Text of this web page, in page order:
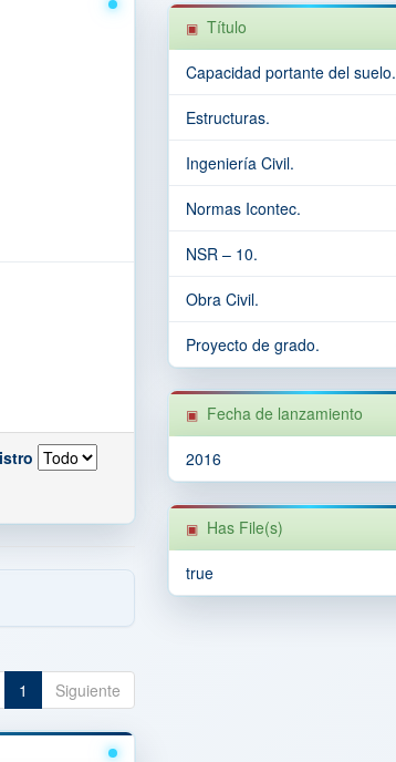
1 Siguiente
Título
Capacidad portante del suelo.
Estructuras.
Ingeniería Civil.
Normas Icontec.
NSR – 10.
Obra Civil.
Proyecto de grado.
Fecha de lanzamiento
2016
Has File(s)
true